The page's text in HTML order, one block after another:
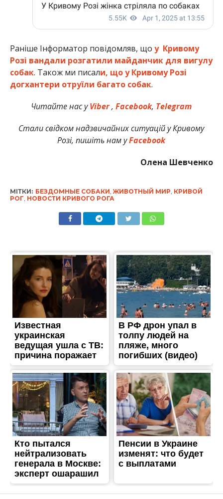
Раніше Інформатор повідомляв, що у Кривому
Розі вандали розгатили майданчик для вигулу
собак. Також ми писали, що у Кривому Розі
догхантери отруїли багато собак.
Читайте нас уViber,Facebook, Telegram
Стали свідком надзвичайних ситуацій у Кривому
Розі, пишіть нам уFacebook
Олена Шевченко
МІТКИ: БЕЗДОМНЫЕ СОБАКИ ЖИВОТНЫЙ МИР КРИВОЙ
РОГ НОВОСТИ КРИВОГО РОГА